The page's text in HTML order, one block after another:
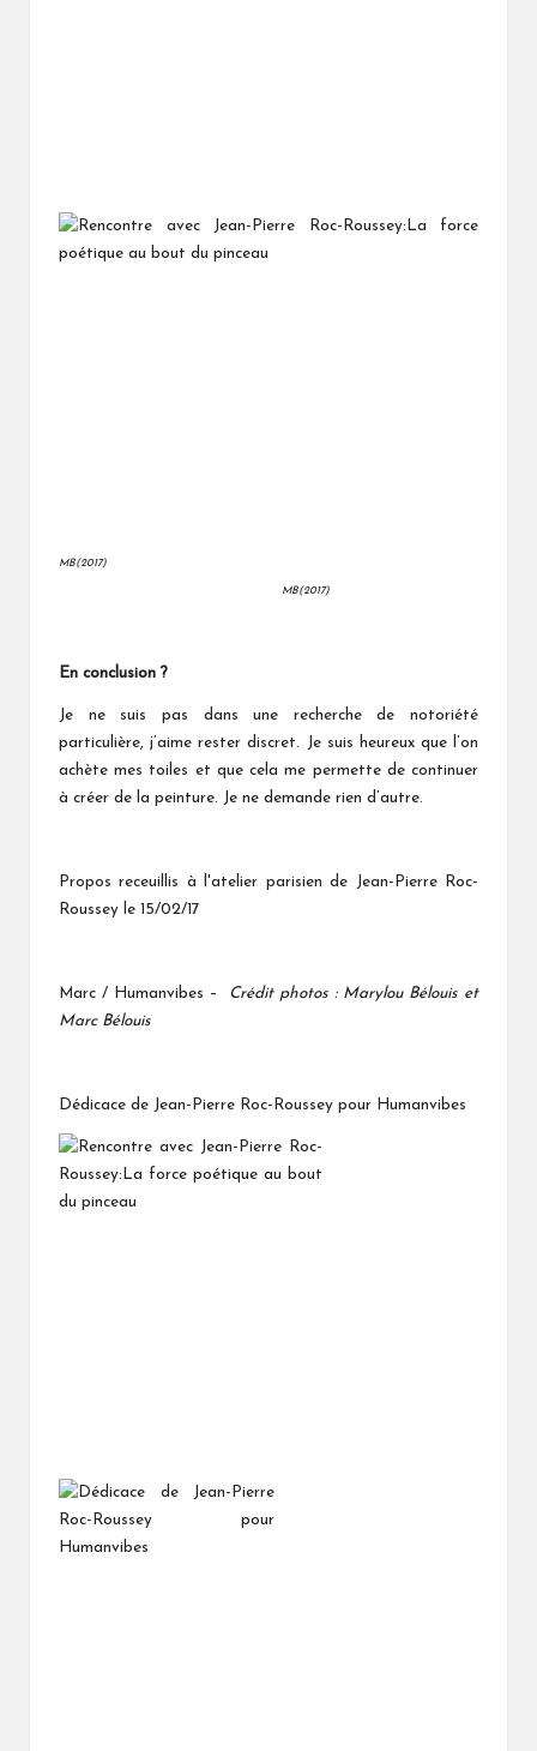
MB(2017)
MB(2017)
En conclusion ?
Je ne suis pas dans une recherche de notoriété
particulière, j’aime rester discret. Je suis heureux que l’on
achète mes toiles et que cela me permette de continuer
à créer de la peinture. Je ne demande rien d’autre.
Propos receuillis à l'atelier parisien de Jean-Pierre Roc-
Roussey le 15/02/17
Marc / Humanvibes – Crédit photos : Marylou Bélouis et
Marc Bélouis
Dédicace de Jean-Pierre Roc-Roussey pour Humanvibes